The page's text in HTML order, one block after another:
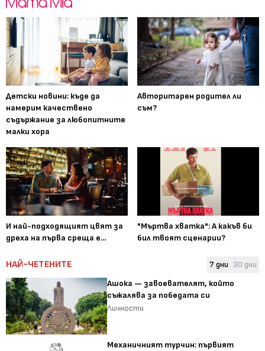
Детски новини: къде да
намерим качествено
съдържание за любопитните
малки хора
Авторитарен родител ли
съм?
И най-подходящият цвят за
дреха на първа среща е...
"Мъртва хватка": А какъв би
бил твоят сценарии?
НАЙ-ЧЕТЕНИТЕ 7 дни 30 дни
Ашока — завоевателят, който
съжалява за победата си
Личности
Механичният турчин: първият